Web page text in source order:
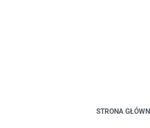
STRONA